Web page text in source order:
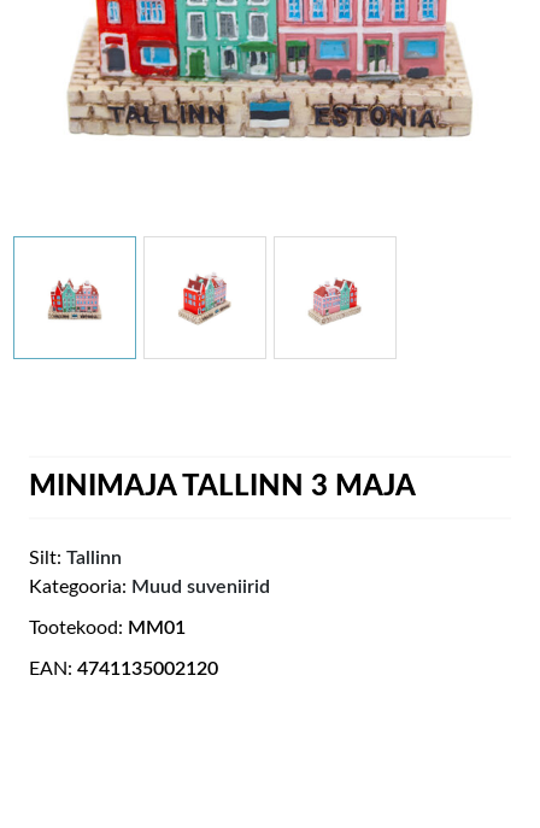
MINIMAJA TALLINN 3 MAJA
EAN: 4741135002120
Tootekood: MM01
Kategooria: Muud suveniirid
Silt: Tallinn